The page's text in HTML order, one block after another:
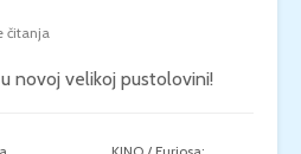
čitanja
novoj velikoj pustolovini!